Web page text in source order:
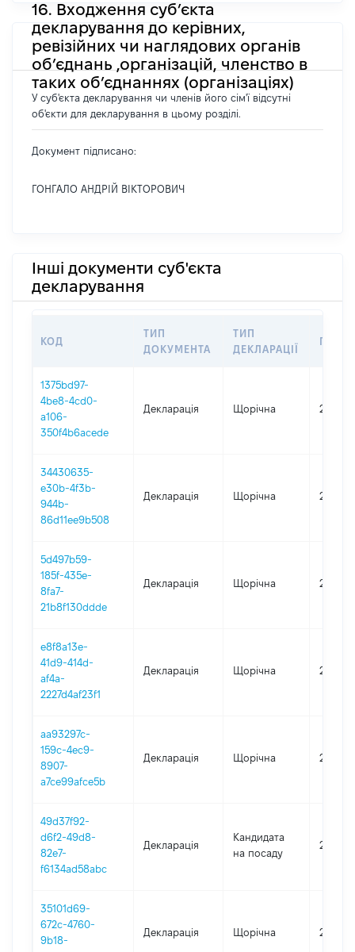
16. Входження суб’єкта
декларування до керівних,
ревізійних чи наглядових органів
об’єднань ,організацій, членство в
таких об’єднаннях (організаціях)
У суб'єкта декларування чи членів його сім'ї відсутні
об'єкти для декларування в цьому розділі.
Документ підписано:
ГОНГАЛО АНДРІЙ ВІКТОРОВИЧ
Інші документи суб'єкта
декларування
КОД
ТИП
ДОКУМЕНТА
ТИП
ДЕКЛАРАЦІЇ
1375bd97-
4be8-4cd0-
a106-
350f4b6acede
Декларація Щорічна 2025
34430635-
e30b-4f3b-
944b-
86d11ee9b508
Декларація Щорічна 2024
5d497b59-
185f-435e-
8fa7-
21b8f130ddde
Декларація Щорічна 2023
e8f8a13e-
41d9-414d-
af4a-
2227d4af23f1
Декларація Щорічна 2021
aa93297c-
159c-4ec9-
8907-
a7ce99afce5b
Декларація Щорічна 2020
49d37f92-
d6f2-49d8-
82e7-
f6134ad58abc
Декларація
Кандидата
на посаду
2019
35101d69-
672c-4760-
9b18-
Декларація Щорічна 2019